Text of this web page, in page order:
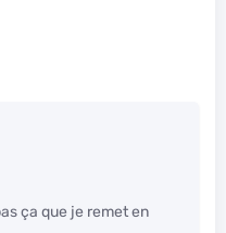
ça que je remet en